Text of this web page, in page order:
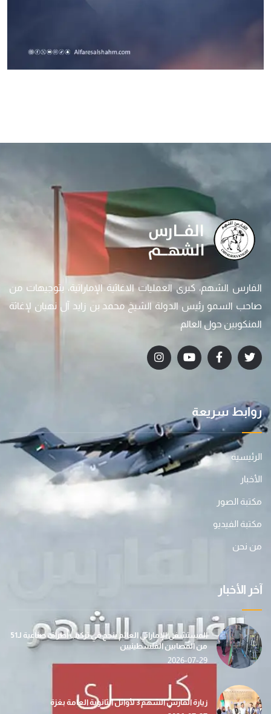
الفارس الشهم، كبرى العمليات الاغاثية الإماراتية، بتوجيهات من
صاحب السمو رئيس الدولة الشيخ محمد بن زايد آل نهيان لإغاثة
المنكوبين حول العالم
روابط سريعة
الرئيسية
الأخبار
مكتبة الصور
مكتبة الفيديو
من نحن
آخر الأخبار
المستشفى الإماراتي العائم ينجح في تركيب أطراف صناعية لـ51
من المصابين الفلسطينيين
2026-07-29
زيارة الفارس الشهم 3 لأوائل الثانوية العامة بغزة